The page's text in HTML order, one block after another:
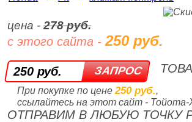
цена -278 руб.
с этого сайта -250 руб.
250 руб.
При покупке по цене 250 руб.,
ссылайтесь на этот сайт - Тойота-
ОТПРАВИМ В ЛЮБУЮ ТОЧКУ